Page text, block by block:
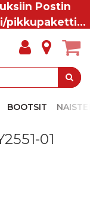
Postin
pikkupaketti
BOOTSIT
01